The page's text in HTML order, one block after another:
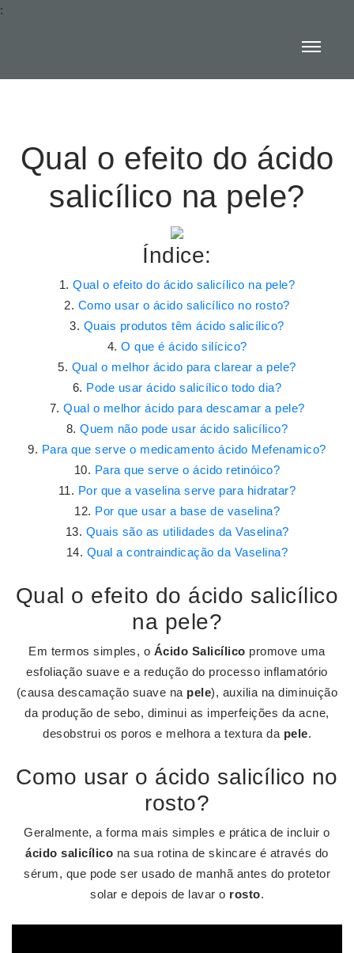
:
Qual o efeito do ácido
salicílico na pele?
Índice:
Qual o efeito do ácido salicílico na pele?
Como usar o ácido salicílico no rosto?
Quais produtos têm ácido salicílico?
O que é ácido silícico?
Qual o melhor ácido para clarear a pele?
Pode usar ácido salicílico todo dia?
Qual o melhor ácido para descamar a pele?
Quem não pode usar ácido salicílico?
Para que serve o medicamento ácido Mefenamico?
Para que serve o ácido retinóico?
Por que a vaselina serve para hidratar?
Por que usar a base de vaselina?
Quais são as utilidades da Vaselina?
Qual a contraindicação da Vaselina?
Qual o efeito do ácido salicílico
na pele?
Em termos simples, o Ácido Salicílico promove uma
esfoliação suave e a redução do processo inflamatório
(causa descamação suave na pele), auxilia na diminuição
da produção de sebo, diminui as imperfeições da acne,
desobstrui os poros e melhora a textura da pele.
Como usar o ácido salicílico no
rosto?
Geralmente, a forma mais simples e prática de incluir o
ácido salicílico na sua rotina de skincare é através do
sérum, que pode ser usado de manhã antes do protetor
solar e depois de lavar o rosto.